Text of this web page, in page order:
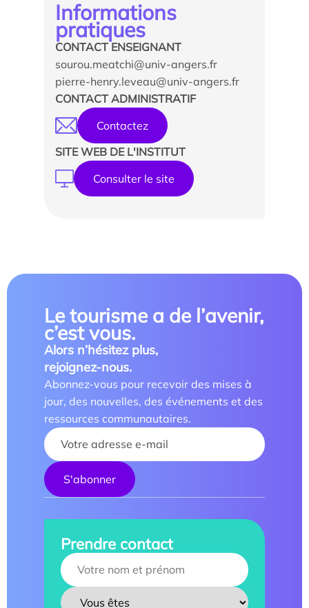
Informations
pratiques
CONTACT ENSEIGNANT
sourou.meatchi@univ-angers.fr
pierre-henry.leveau@univ-angers.fr
CONTACT ADMINISTRATIF
Contactez
SITE WEB DE L'INSTITUT
Consulter le site
Le tourisme a de l’avenir,
c’est vous.
Alors n’hésitez plus,
rejoignez-nous.
Abonnez-vous pour recevoir des mises à
jour, des nouvelles, des événements et des
ressources communautaires.
Your name :
Prendre contact
Your name :